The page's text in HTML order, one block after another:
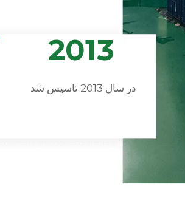
2013
در سال 2013 تاسیس شد